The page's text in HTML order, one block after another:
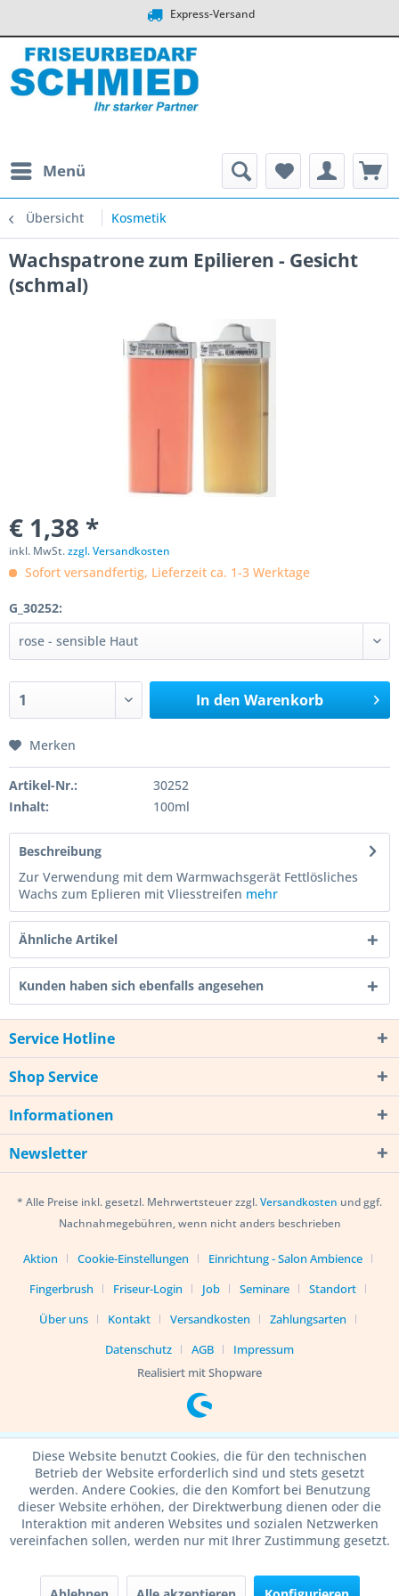
Express-Versand
Menü
Übersicht Kosmetik
Wachspatrone zum Epilieren - Gesicht
(schmal)
€ 1,38 *
inkl. MwSt.zzgl. Versandkosten
Sofort versandfertig, Lieferzeit ca. 1-3 Werktage
G_30252:
In den Warenkorb
Merken
Artikel-Nr.:
30252
Inhalt:
100ml
Beschreibung
Zur Verwendung mit dem Warmwachsgerät Fettlösliches
Wachs zum Eplieren mit Vliesstreifen mehr
Ähnliche Artikel
Kunden haben sich ebenfalls angesehen
Service Hotline
Shop Service
Informationen
Newsletter
* Alle Preise inkl. gesetzl. Mehrwertsteuer zzgl.Versandkosten und ggf.
Nachnahmegebühren, wenn nicht anders beschrieben
Aktion Cookie-Einstellungen
Einrichtung - Salon Ambience
Fingerbrush
Friseur-Login Job Seminare
Standort
Über uns
Kontakt Versandkosten
Zahlungsarten
Datenschutz
AGB
Impressum
Realisiert mit Shopware
Diese Website benutzt Cookies, die für den technischen
Betrieb der Website erforderlich sind und stets gesetzt
werden. Andere Cookies, die den Komfort bei Benutzung
dieser Website erhöhen, der Direktwerbung dienen oder die
Interaktion mit anderen Websites und sozialen Netzwerken
vereinfachen sollen, werden nur mit Ihrer Zustimmung gesetzt.